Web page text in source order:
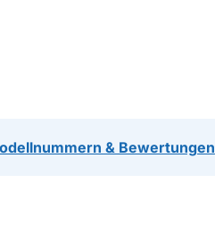
& Bewertungen